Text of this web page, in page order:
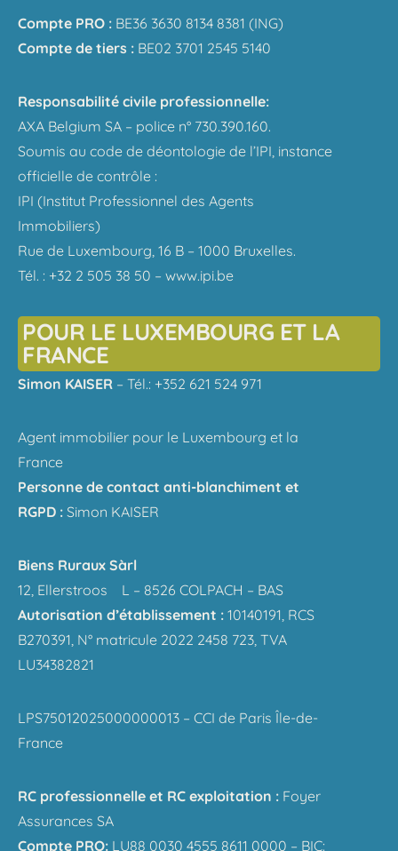
Compte PRO : BE36 3630 8134 8381 (ING)
Compte de tiers : BE02 3701 2545 5140
Responsabilité civile professionnelle:
AXA Belgium SA – police n° 730.390.160.
Soumis au code de déontologie de l’IPI, instance
officielle de contrôle :
IPI (Institut Professionnel des Agents
Immobiliers)
Rue de Luxembourg, 16 B – 1000 Bruxelles.
Tél. : +32 2 505 38 50 – www.ipi.be
POUR LE LUXEMBOURG ET LA
FRANCE
Simon KAISER – Tél.: +352 621 524 971
Agent immobilier pour le Luxembourg et la
France
Personne de contact anti-blanchiment et
RGPD : Simon KAISER
Biens Ruraux Sàrl
12, Ellerstroos L – 8526 COLPACH – BAS
Autorisation d’établissement : 10140191, RCS
B270391, N° matricule 2022 2458 723, TVA
LU34382821
LPS75012025000000013 – CCI de Paris Île-de-
France
RC professionnelle et RC exploitation : Foyer
Assurances SA
Compte PRO: LU88 0030 4555 8611 0000 – BIC: